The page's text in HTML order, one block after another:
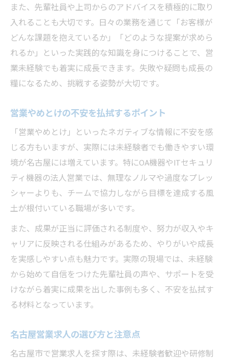
また、先輩社員や上司からのアドバイスを積極的に取り
入れることも大切です。日々の業務を通じて「お客様が
どんな課題を抱えているか」「どのような提案が求めら
れるか」といった実践的な知識を身につけることで、営
業未経験でも着実に成長できます。失敗や疑問も成長の
糧になるため、挑戦する姿勢が大切です。
営業やめとけの不安を払拭するポイント
「営業やめとけ」といったネガティブな情報に不安を感
じる方もいますが、実際には未経験者でも働きやすい環
境が名古屋には増えています。特にOA機器やITセキュリ
ティ機器の法人営業では、無理なノルマや過度なプレッ
シャーよりも、チームで協力しながら目標を達成する風
土が根付いている職場が多いです。
また、成果が正当に評価される制度や、努力が収入やキ
ャリアに反映される仕組みがあるため、やりがいや成長
を実感しやすい点も魅力です。実際の現場では、未経験
から始めて自信をつけた先輩社員の声や、サポートを受
けながら着実に成果を出した事例も多く、不安を払拭す
る材料となっています。
名古屋営業求人の選び方と注意点
名古屋市で営業求人を探す際は、未経験者歓迎や研修制